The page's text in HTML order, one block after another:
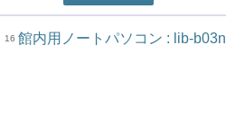
16 館内用ノートパソコン : lib-b03n